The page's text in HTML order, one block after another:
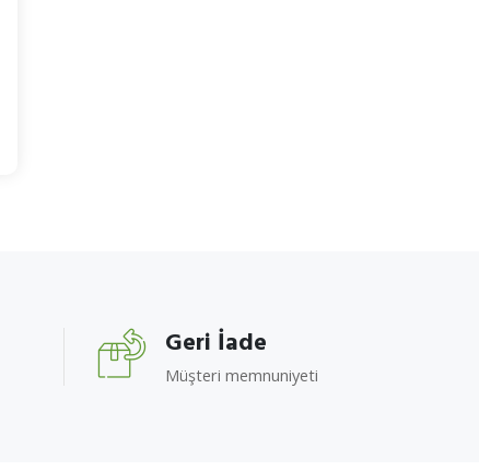
Geri İade
Müşteri memnuniyeti